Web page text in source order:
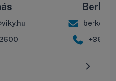
Berke
+36 30